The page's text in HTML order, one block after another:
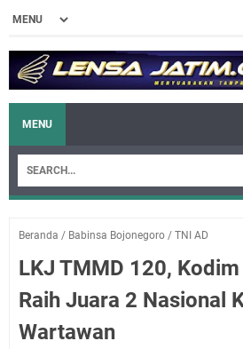
MENU
Beranda / Babinsa Bojonegoro / TNI AD
LKJ TMMD 120,
Raih Juara 2 Nasional
Wartawan